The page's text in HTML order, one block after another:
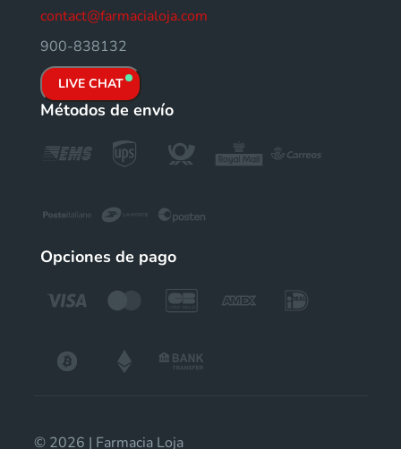
contact@farmacialoja.com
900-838132
LIVE CHAT
Métodos de envío
Opciones de pago
© 2026 | Farmacia Loja